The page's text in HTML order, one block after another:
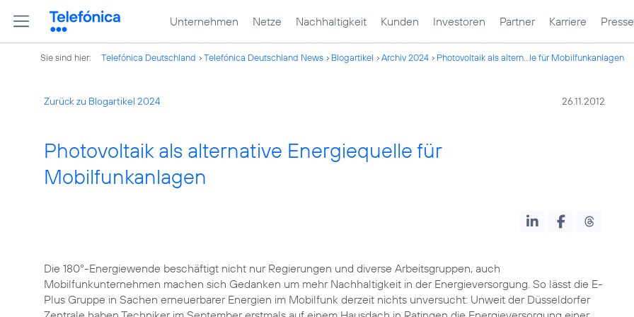
Unternehmen Netze Nachhaltigkeit Kunden Investoren Partner Karriere Presse
Sie sind hier: Telefónica Deutschland Telefónica Deutschland News Blogartikel Archiv 2024 Photovoltaik als altern...le für Mobilfunkanlagen
Zurück zu Blogartikel 2024 26.11.2012
Photovoltaik als alternative Energiequelle für
Mobilfunkanlagen
Die 180°-Energiewende beschäftigt nicht nur Regierungen und diverse Arbeitsgruppen, auch
Mobilfunkunternehmen machen sich Gedanken um mehr Nachhaltigkeit in der Energieversorgung. So lässt die E-
Plus Gruppe in Sachen erneuerbarer Energien im Mobilfunk derzeit nichts unversucht: Unweit der Düsseldorfer